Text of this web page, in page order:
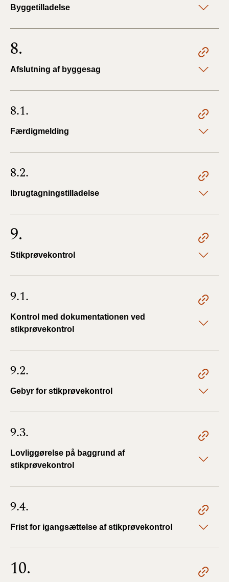
Byggetilladelse
8.
Afslutning af byggesag
8.1.
Færdigmelding
8.2.
Ibrugtagningstilladelse
9.
Stikprøvekontrol
9.1.
Kontrol med dokumentationen ved
stikprøvekontrol
9.2.
Gebyr for stikprøvekontrol
9.3.
Lovliggørelse på baggrund af
stikprøvekontrol
9.4.
Frist for igangsættelse af stikprøvekontrol
10.